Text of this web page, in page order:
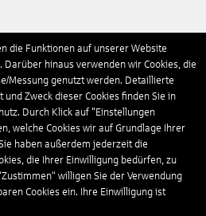
die Funktionen auf unserer Website
hinaus verwenden wir Cookies, die
Messung genutzt werden. Detaillierte
Zweck dieser Cookies finden Sie in
Durch Klick auf "Einstellungen
welche Cookies wir auf Grundlage Ihrer
haben außerdem jederzeit die
die Ihrer Einwilligung bedürfen, zu
willigen Sie der Verwendung
Cookies ein. Ihre Einwilligung ist